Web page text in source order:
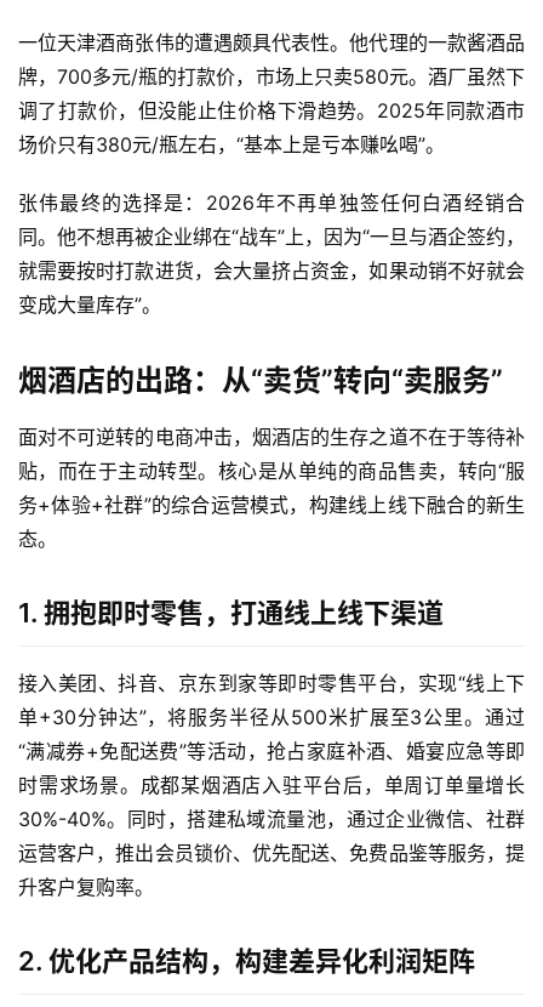
人
物
观
活
动
动
视
频
一位天津酒商张伟的遭遇颇具代表性。他代理的一款酱酒品
牌，700多元/瓶的打款价，市场上只卖580元。酒厂虽然下
调了打款价，但没能止住价格下滑趋势。2025年同款酒市
场价只有380元/瓶左右，“基本上是亏本赚吆喝”。
张伟最终的选择是：2026年不再单独签任何白酒经销合
同。他不想再被企业绑在“战车”上，因为“一旦与酒企签约，
就需要按时打款进货，会大量挤占资金，如果动销不好就会
变成大量库存”。
烟酒店的出路：从“卖货”转向“卖服务”
面对不可逆转的电商冲击，烟酒店的生存之道不在于等待补
贴，而在于主动转型。核心是从单纯的商品售卖，转向“服
务+体验+社群”的综合运营模式，构建线上线下融合的新生
态。
1. 拥抱即时零售，打通线上线下渠道
接入美团、抖音、京东到家等即时零售平台，实现“线上下
单+30分钟达”，将服务半径从500米扩展至3公里。通过
“满减券+免配送费”等活动，抢占家庭补酒、婚宴应急等即
时需求场景。成都某烟酒店入驻平台后，单周订单量增长
30%-40%。同时，搭建私域流量池，通过企业微信、社群
运营客户，推出会员锁价、优先配送、免费品鉴等服务，提
升客户复购率。
2. 优化产品结构，构建差异化利润矩阵